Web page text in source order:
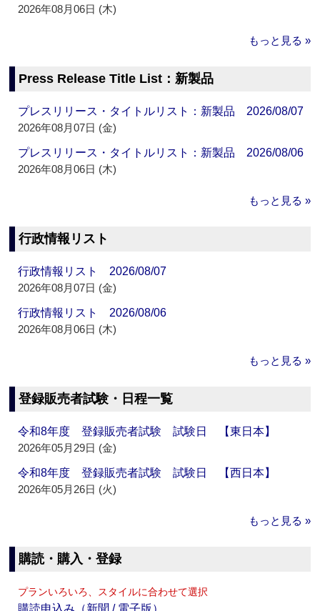
2026年08月06日 (木)
もっと見る »
Press Release Title List：新製品
プレスリリース・タイトルリスト：新製品 2026/08/07
2026年08月07日 (金)
プレスリリース・タイトルリスト：新製品 2026/08/06
2026年08月06日 (木)
もっと見る »
行政情報リスト
行政情報リスト 2026/08/07
2026年08月07日 (金)
行政情報リスト 2026/08/06
2026年08月06日 (木)
もっと見る »
登録販売者試験・日程一覧
令和8年度 登録販売者試験 試験日 【東日本】
2026年05月29日 (金)
令和8年度 登録販売者試験 試験日 【西日本】
2026年05月26日 (火)
もっと見る »
購読・購入・登録
プランいろいろ、スタイルに合わせて選択